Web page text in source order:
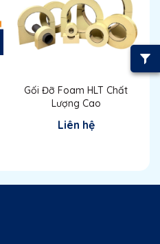
Gối Đỡ Foam HLT Chất
Lượng Cao
Liên hệ